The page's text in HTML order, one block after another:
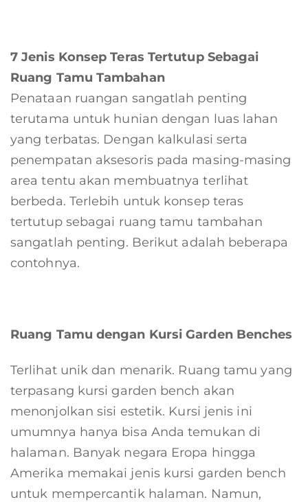
7 Jenis Konsep Teras Tertutup Sebagai
Ruang Tamu Tambahan
Penataan ruangan sangatlah penting
terutama untuk hunian dengan luas lahan
yang terbatas. Dengan kalkulasi serta
penempatan aksesoris pada masing-masing
area tentu akan membuatnya terlihat
berbeda. Terlebih untuk konsep teras
tertutup sebagai ruang tamu tambahan
sangatlah penting. Berikut adalah beberapa
contohnya.
Ruang Tamu dengan Kursi Garden Benches
Terlihat unik dan menarik. Ruang tamu yang
terpasang kursi garden bench akan
menonjolkan sisi estetik. Kursi jenis ini
umumnya hanya bisa Anda temukan di
halaman. Banyak negara Eropa hingga
Amerika memakai jenis kursi garden bench
untuk mempercantik halaman. Namun,